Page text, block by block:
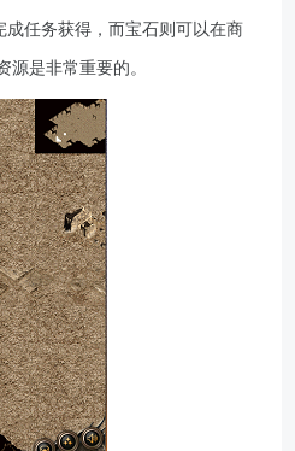
任务获得，而宝石则可以在商
是非常重要的。